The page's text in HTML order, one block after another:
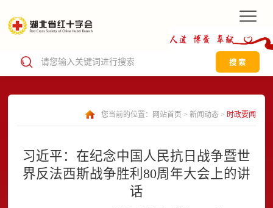
搜 索
您当前的位置： 网站首页 > 新闻动态> 时政要闻
习近平：在纪念中国人民抗日战争暨世
界反法西斯战争胜利80周年大会上的讲
话